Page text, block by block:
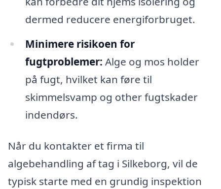
dermed reducere energiforbruget.
Minimere risikoen for
fugtproblemer: Alge og mos holder
på fugt, hvilket kan føre til
skimmelsvamp og other fugtskader
indendørs.
Når du kontakter et firma til
algebehandling af tag i Silkeborg, vil de
typisk starte med en grundig inspektion